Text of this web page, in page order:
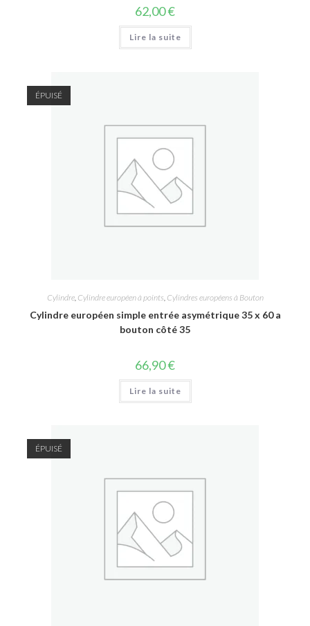
62,00€
Lire la suite
ÉPUISÉ
Cylindre, Cylindre européen à points Cylindres européens à Bouton
Cylindre européen simple entrée asymétrique 35 x 60 a
bouton côté 35
66,90€
Lire la suite
ÉPUISÉ